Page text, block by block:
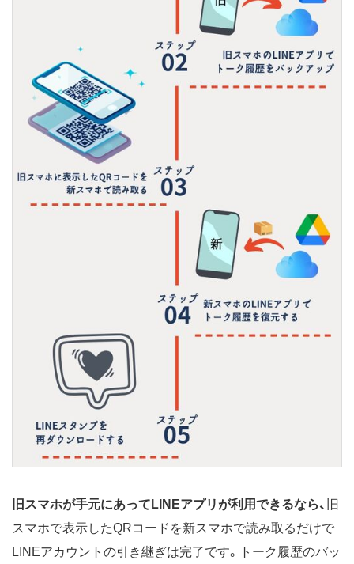
旧スマホが手元にあってLINEアプリが利用できるなら、
旧
スマホで表示したQRコードを新スマホで読み取るだけで
LINEアカウントの引き継ぎは完了です。トーク履歴のバッ